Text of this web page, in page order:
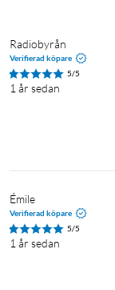
Radiobyrån
Verifierad köpare
5/5
1 år sedan
Émile
Verifierad köpare
5/5
1 år sedan